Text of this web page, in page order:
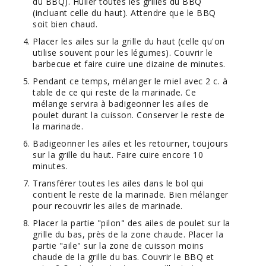
(incluant celle du haut). Attendre que le BBQ
soit bien chaud.
Placer les ailes sur la grille du haut (celle qu'on
utilise souvent pour les légumes). Couvrir le
barbecue et faire cuire une dizaine de minutes.
Pendant ce temps, mélanger le miel avec 2 c. à
table de ce qui reste de la marinade. Ce
mélange servira à badigeonner les ailes de
poulet durant la cuisson. Conserver le reste de
la marinade.
Badigeonner les ailes et les retourner, toujours
sur la grille du haut. Faire cuire encore 10
minutes.
Transférer toutes les ailes dans le bol qui
contient le reste de la marinade. Bien mélanger
pour recouvrir les ailes de marinade.
Placer la partie "pilon" des ailes de poulet sur la
grille du bas, près de la zone chaude. Placer la
partie "aile" sur la zone de cuisson moins
chaude de la grille du bas. Couvrir le BBQ et